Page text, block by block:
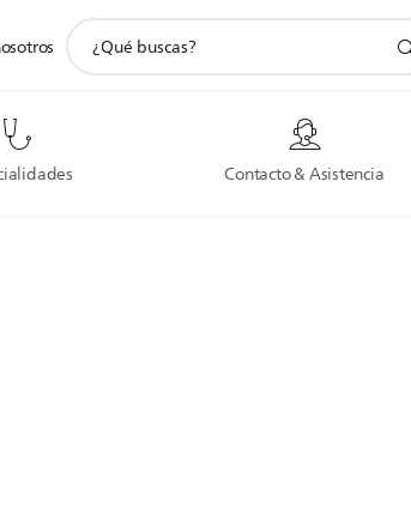
Contacto & Asistencia